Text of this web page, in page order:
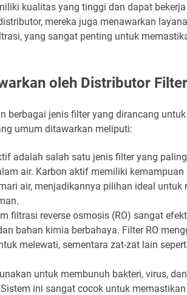
kualitas yang tinggi dan dapat
mereka juga menawarkan
yang sangat penting untuk
oleh Distributor
berbagai jenis filter yang dirancang
umum ditawarkan meliputi:
adalah salah satu jenis filter yang
air. Karbon aktif memiliki
air, menjadikannya pilihan ideal
filtrasi reverse osmosis (RO) sangat
bahan kimia berbahaya. Filter RO
melewati, sementara zat-zat lain
untuk membunuh bakteri, virus,
ini sangat cocok untuk